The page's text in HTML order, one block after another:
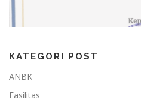
KATEGORI POST
ANBK
Fasilitas